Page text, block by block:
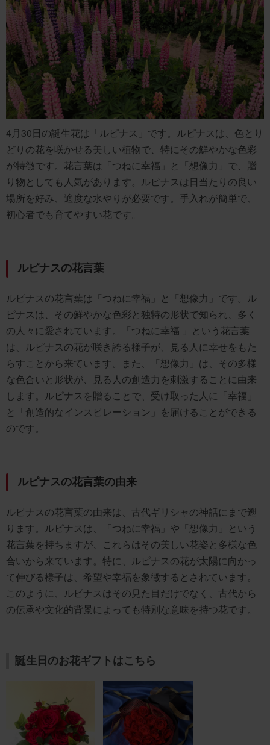
4月30日の誕生花は「ルピナス」です。ルピナスは、色とり
どりの花を咲かせる美しい植物で、特にその鮮やかな色彩
が特徴です。花言葉は「つねに幸福」と「想像力」で、贈
り物としても人気があります。ルピナスは日当たりの良い
場所を好み、適度な水やりが必要です。手入れが簡単で、
初心者でも育てやすい花です。
ルピナスの花言葉
ルピナスの花言葉は「つねに幸福」と「想像力」です。ル
ピナスは、その鮮やかな色彩と独特の形状で知られ、多く
の人々に愛されています。「つねに幸福 」という花言葉
は、ルピナスの花が咲き誇る様子が、見る人に幸せをもた
らすことから来ています。また、「想像力」は、その多様
な色合いと形状が、見る人の創造力を刺激することに由来
します。ルピナスを贈ることで、受け取った人に「幸福」
と「創造的なインスピレーション」を届けることができる
のです。
ルピナスの花言葉の由来
ルピナスの花言葉の由来は、古代ギリシャの神話にまで遡
ります。ルピナスは、「つねに幸福」や「想像力」という
花言葉を持ちますが、これらはその美しい花姿と多様な色
合いから来ています。特に、ルピナスの花が太陽に向かっ
て伸びる様子は、希望や幸福を象徴するとされています。
このように、ルピナスはその見た目だけでなく、古代から
の伝承や文化的背景によっても特別な意味を持つ花です。
誕生日のお花ギフトはこちら